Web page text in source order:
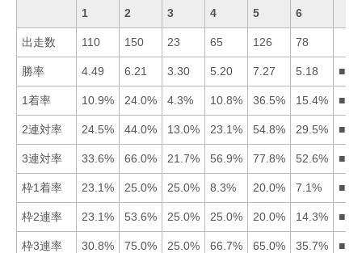
1 2 3 4 5 6
出走数 110 150 23 65 126 78
勝率 4.49 6.21 3.30 5.20 7.27 5.18
1着率 10.9% 24.0% 4.3% 10.8% 36.5% 15.4%
2連対率 24.5% 44.0% 13.0% 23.1% 54.8% 29.5%
3連対率 33.6% 66.0% 21.7% 56.9% 77.8% 52.6%
枠1着率 23.1% 25.0% 25.0% 8.3% 20.0% 7.1%
枠2連率 23.1% 53.6% 25.0% 25.0% 20.0% 14.3%
枠3連率 30.8% 75.0% 25.0% 66.7% 65.0% 35.7%